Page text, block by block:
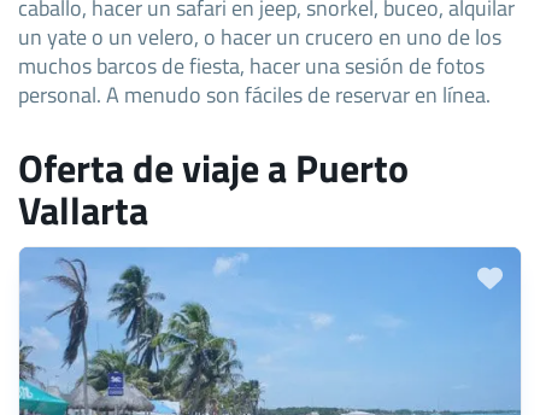
un yate o un velero, o hacer un crucero en uno de los
muchos barcos de fiesta, hacer una sesión de fotos
personal. A menudo son fáciles de reservar en línea.
Oferta de viaje a Puerto
Vallarta